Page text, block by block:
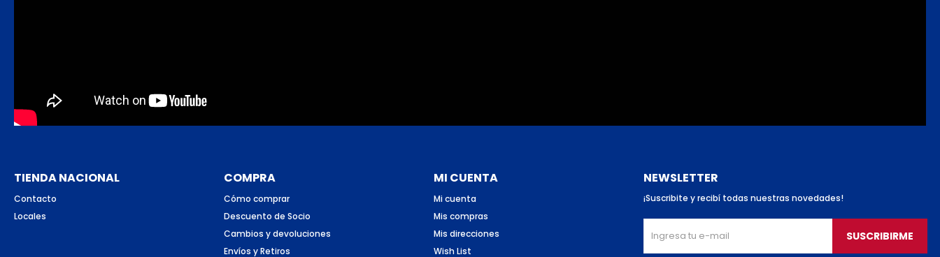
TIENDA NACIONAL
Contacto
Locales
COMPRA
Cómo comprar
Descuento de Socio
Cambios y devoluciones
Envíos y Retiros
MI CUENTA
Mi cuenta
Mis compras
Mis direcciones
Wish List
NEWSLETTER
¡Suscribite y recibí todas nuestras novedades!
SUSCRIBIRME